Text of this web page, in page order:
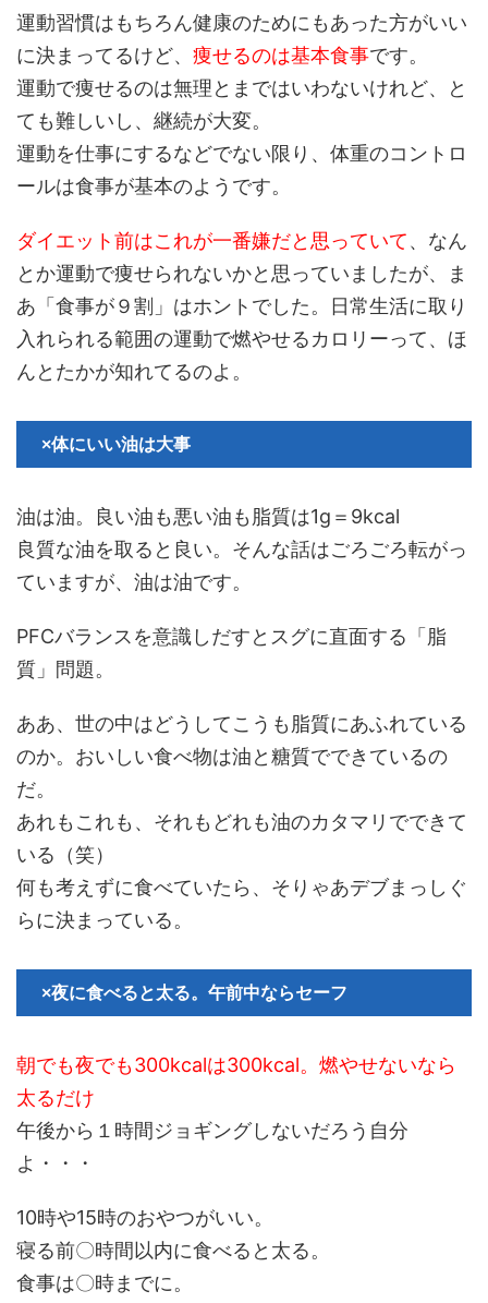
運動習慣はもちろん健康のためにもあった方がいい
に決まってるけど、 痩せるのは基本食事です。
運動で痩せるのは無理とまではいわないけれど、と
ても難しいし、継続が大変。
運動を仕事にするなどでない限り、体重のコントロ
ールは食事が基本のようです。
ダイエット前はこれが一番嫌だと思っていて、なん
とか運動で痩せられないかと思っていましたが、ま
あ「食事が９割」はホントでした。日常生活に取り
入れられる範囲の運動で燃やせるカロリーって、ほ
んとたかが知れてるのよ。
×体にいい油は大事
油は油。良い油も悪い油も脂質は1g＝9kcal
良質な油を取ると良い。そんな話はごろごろ転がっ
ていますが、油は油です。
PFCバランスを意識しだすとスグに直面する「脂
質」問題。
ああ、世の中はどうしてこうも脂質にあふれている
のか。おいしい食べ物は油と糖質でできているの
だ。
あれもこれも、それもどれも油のカタマリでできて
いる（笑）
何も考えずに食べていたら、そりゃあデブまっしぐ
らに決まっている。
×夜に食べると太る。午前中ならセーフ
朝でも夜でも300kcalは300kcal。燃やせないなら
太るだけ
午後から１時間ジョギングしないだろう自分
よ・・・
10時や15時のおやつがいい。
寝る前〇時間以内に食べると太る。
食事は〇時までに。